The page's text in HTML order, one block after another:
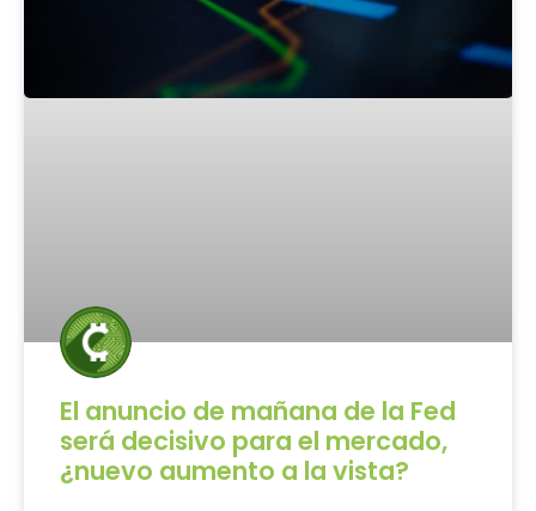
El anuncio de mañana de la Fed
será decisivo para el mercado,
¿nuevo aumento a la vista?